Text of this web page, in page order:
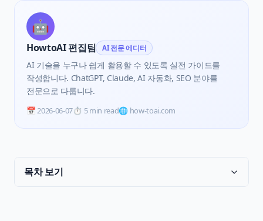
🤖
HowtoAI 편집팀 AI 전문 에디터
AI 기술을 누구나 쉽게 활용할 수 있도록 실전 가이드를
작성합니다. ChatGPT, Claude, AI 자동화, SEO 분야를
전문으로 다룹니다.
📅2026-06-07⏱️ 5 min read🌐 how-toai.com
목차 보기